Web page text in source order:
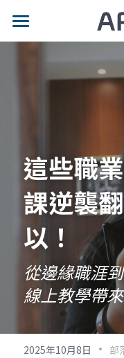
品牌特色
適用對象
影片專區
價格方案
最新消息
部落格
聯絡我們
這些職
課逆襲
以！
從邊緣職涯
線上教學帶
2025年10月8日 · 部